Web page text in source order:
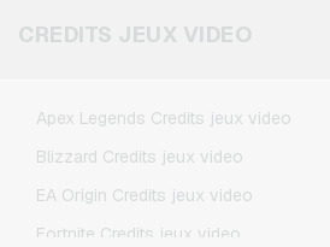
Kennzeichengenerator Cartes cadeaux
CREDITS JEUX VIDEO
Apex Legends Credits jeux video
Blizzard Credits jeux video
EA Origin Credits jeux video
Fortnite Credits jeux video